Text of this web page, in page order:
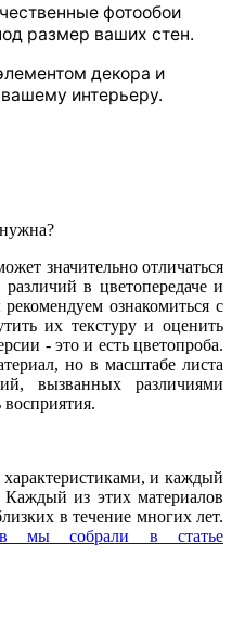
фотообои
размер ваших стен.
декора и
интерьеру.
значительно отличаться
в цветопередаче и
ознакомиться с
их текстуру и оценить
- это и есть цветопроба.
но в масштабе листа
вызванных различиями
и каждый
Каждый из этих материалов
в течение многих лет.
мы собрали в статье